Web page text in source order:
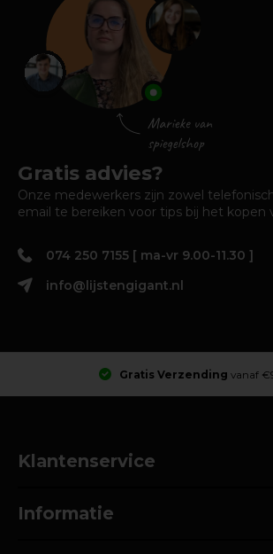
Gratis advies?
Onze medewerkers zijn zowel
email te bereiken voor tips bij het kopen
074 250 7155 [ ma-vr 9.00-11.30 ]
info@lijstengigant.nl
Gratis Verzending vanaf
Klantenservice
Informatie